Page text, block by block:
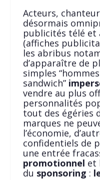
Acteurs,
désormais
publicités télé et
(affiches
les abribus
d’apparaître de
simples “hommes
sandwich”
vendre au plus
personnalités
tout des égéries
marques ne
l’économie,
confidentiels de
une entrée
promotionnel et
du sponsoring :